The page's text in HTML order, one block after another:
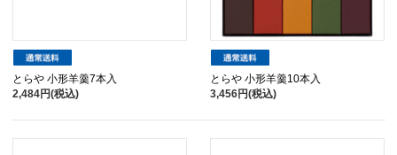
とらや 小形羊羹7本入
2,484円(税込)
とらや 小形羊羹10本入
3,456円(税込)